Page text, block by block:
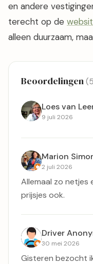
en andere
terecht op de
alleen duurzaam,
Beoordelingen
Loes van
9 juli 2026
Marion
2 juli 2026
Allemaal zo netjes
prijsjes ook.
Driver
30 mei 2026
Gisteren bezocht